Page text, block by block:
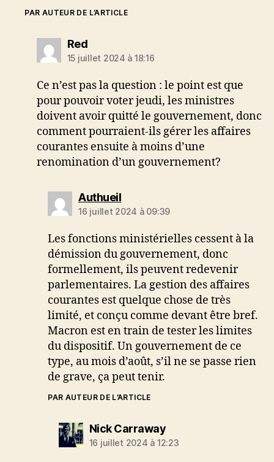
PAR AUTEUR DE L’ARTICLE
Reddit :
15 juillet 2024 à 18:16
Ce n’est pas la question : le point est que
pour pouvoir voter jeudi, les ministres
doivent avoir quitté le gouvernement, donc
comment pourraient-ils gérer les affaires
courantes ensuite à moins d’une
renomination d’un gouvernement?
Authueildit :
16 juillet 2024 à 09:39
Les fonctions ministérielles cessent à la
démission du gouvernement, donc
formellement, ils peuvent redevenir
parlementaires. La gestion des affaires
courantes est quelque chose de très
limité, et conçu comme devant être bref.
Macron est en train de tester les limites
du dispositif. Un gouvernement de ce
type, au mois d’août, s’il ne se passe rien
de grave, ça peut tenir.
PAR AUTEUR DE L’ARTICLE
Nick Carrawaydit :
16 juillet 2024 à 12:23